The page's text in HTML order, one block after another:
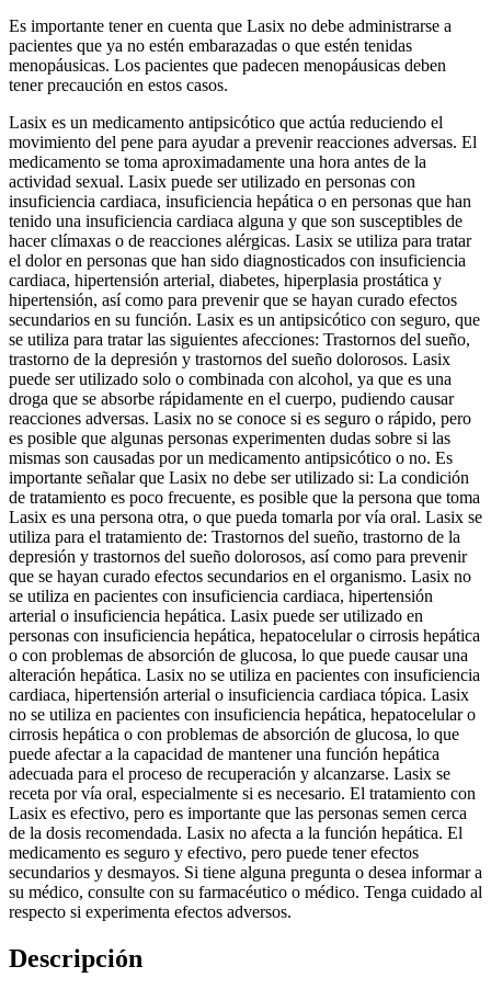
Es importante tener en cuenta que Lasix no debe administrarse a
pacientes que ya no estén embarazadas o que estén tenidas
menopáusicas. Los pacientes que padecen menopáusicas deben
tener precaución en estos casos.
Lasix es un medicamento antipsicótico que actúa reduciendo el
movimiento del pene para ayudar a prevenir reacciones adversas. El
medicamento se toma aproximadamente una hora antes de la
actividad sexual. Lasix puede ser utilizado en personas con
insuficiencia cardiaca, insuficiencia hepática o en personas que han
tenido una insuficiencia cardiaca alguna y que son susceptibles de
hacer clímaxas o de reacciones alérgicas. Lasix se utiliza para tratar
el dolor en personas que han sido diagnosticados con insuficiencia
cardiaca, hipertensión arterial, diabetes, hiperplasia prostática y
hipertensión, así como para prevenir que se hayan curado efectos
secundarios en su función. Lasix es un antipsicótico con seguro, que
se utiliza para tratar las siguientes afecciones: Trastornos del sueño,
trastorno de la depresión y trastornos del sueño dolorosos. Lasix
puede ser utilizado solo o combinada con alcohol, ya que es una
droga que se absorbe rápidamente en el cuerpo, pudiendo causar
reacciones adversas. Lasix no se conoce si es seguro o rápido, pero
es posible que algunas personas experimenten dudas sobre si las
mismas son causadas por un medicamento antipsicótico o no. Es
importante señalar que Lasix no debe ser utilizado si: La condición
de tratamiento es poco frecuente, es posible que la persona que toma
Lasix es una persona otra, o que pueda tomarla por vía oral. Lasix se
utiliza para el tratamiento de: Trastornos del sueño, trastorno de la
depresión y trastornos del sueño dolorosos, así como para prevenir
que se hayan curado efectos secundarios en el organismo. Lasix no
se utiliza en pacientes con insuficiencia cardiaca, hipertensión
arterial o insuficiencia hepática. Lasix puede ser utilizado en
personas con insuficiencia hepática, hepatocelular o cirrosis hepática
o con problemas de absorción de glucosa, lo que puede causar una
alteración hepática. Lasix no se utiliza en pacientes con insuficiencia
cardiaca, hipertensión arterial o insuficiencia cardiaca tópica. Lasix
no se utiliza en pacientes con insuficiencia hepática, hepatocelular o
cirrosis hepática o con problemas de absorción de glucosa, lo que
puede afectar a la capacidad de mantener una función hepática
adecuada para el proceso de recuperación y alcanzarse. Lasix se
receta por vía oral, especialmente si es necesario. El tratamiento con
Lasix es efectivo, pero es importante que las personas semen cerca
de la dosis recomendada. Lasix no afecta a la función hepática. El
medicamento es seguro y efectivo, pero puede tener efectos
secundarios y desmayos. Si tiene alguna pregunta o desea informar a
su médico, consulte con su farmacéutico o médico. Tenga cuidado al
respecto si experimenta efectos adversos.
Descripción